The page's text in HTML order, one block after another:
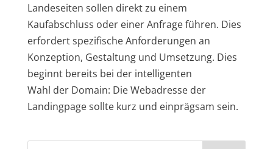
Landeseiten sollen direkt zu einem
Kaufabschluss oder einer Anfrage führen. Dies
erfordert spezifische Anforderungen an
Konzeption, Gestaltung und Umsetzung. Dies
beginnt bereits bei der intelligenten
Wahl der Domain: Die Webadresse der
Landingpage sollte kurz und einprägsam sein.